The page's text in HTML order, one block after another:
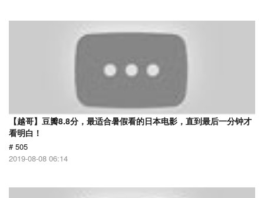
【越哥】豆瓣8.8分，最适合暑假看的日本电影，直到最后一分钟才
看明白！
# 505
2019-08-08 06:14